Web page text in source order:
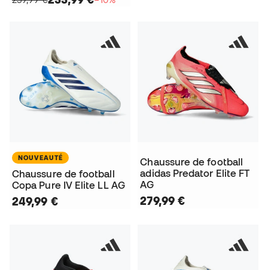
NOUVEAUTÉ
Chaussure de football
Copa Pure IV Elite LL AG
249,99 €
Chaussure de football
adidas Predator Elite FT
AG
279,99 €